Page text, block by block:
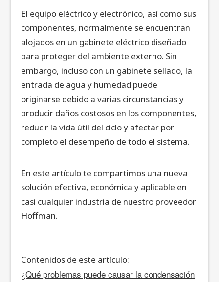
El equipo eléctrico y electrónico, así como sus
componentes, normalmente se encuentran
alojados en un gabinete eléctrico diseñado
para proteger del ambiente externo. Sin
embargo, incluso con un gabinete sellado, la
entrada de agua y humedad puede
originarse debido a varias circunstancias y
producir daños costosos en los componentes,
reducir la vida útil del ciclo y afectar por
completo el desempeño de todo el sistema.
En este artículo te compartimos una nueva
solución efectiva, económica y aplicable en
casi cualquier industria de nuestro proveedor
Hoffman.
Contenidos de este artículo:
¿Qué problemas puede causar la condensación